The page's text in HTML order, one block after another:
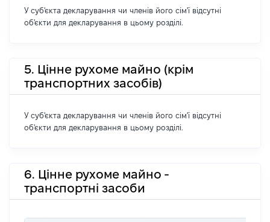
У суб'єкта декларування чи членів його сім'ї відсутні
об'єкти для декларування в цьому розділі.
5. Цінне рухоме майно (крім
транспортних засобів)
У суб'єкта декларування чи членів його сім'ї відсутні
об'єкти для декларування в цьому розділі.
6. Цінне рухоме майно -
транспортні засоби